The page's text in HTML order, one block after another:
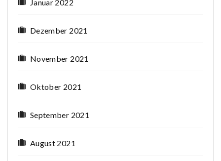
Januar 2022
Dezember 2021
November 2021
Oktober 2021
September 2021
August 2021